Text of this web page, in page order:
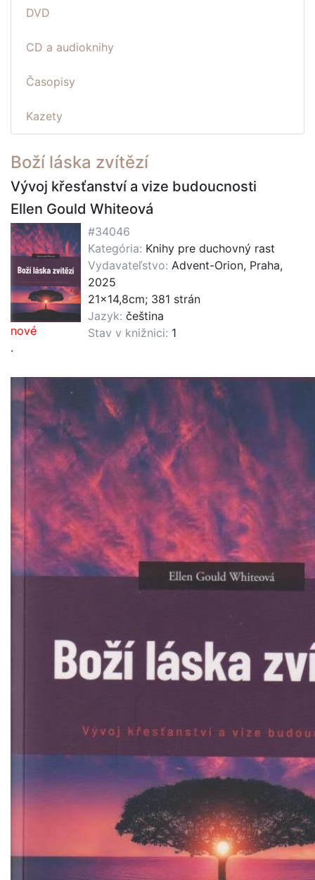
DVD
CD a audioknihy
Časopisy
Kazety
Boží láska zvítězí
Vývoj křesťanství a vize budoucnosti
Ellen Gould Whiteová
nové
.
#34046
Kategória: Knihy pre duchovný rast
Vydavateľstvo: Advent-Orion, Praha,
2025
21x14,8cm; 381 strán
Jazyk: čeština
Stav v knižnici: 1